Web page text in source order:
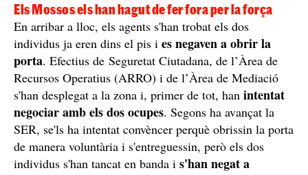
Els Mossos els han hagut de fer fora per la força
En arribar a lloc, els agents s'han trobat els dos
individus ja eren dins el pis i es negaven a obrir la
porta. Efectius de Seguretat Ciutadana, de l’Àrea de
Recursos Operatius (ARRO) i de l’Àrea de Mediació
s'han desplegat a la zona i, primer de tot, han intentat
negociar amb els dos ocupes. Segons ha avançat la
SER, se'ls ha intentat convèncer perquè obrissin la porta
de manera voluntària i s'entreguessin, però els dos
individus s'han tancat en banda i s'han negat a